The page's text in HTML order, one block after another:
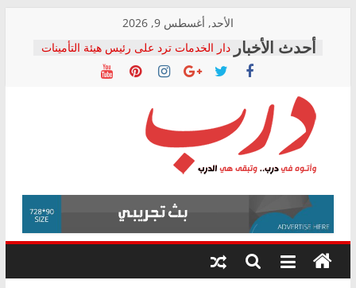
content
الأحد, أغسطس 9, 2026
دار الخدمات ترد على رئيس هيئة التأمينات
بعد مؤتمره الصحفي: إنكار الأزمة لا ينهي
معاناة أصحاب المعاشات.. ونطالب بكشف
فرحات سليمان يكتب: القطاع الصحي إلى
أين؟
حزب التحالف الشعبي يطلق لجنة “الحق
في الصحة” بالإسكندرية لرصد الانتهاكات
ودعم المرضى
الوزاري لمدينة الصحفيين.. وانتهاء أعمال
إنشاء المبنى الإداري
المجلس القومي لحقوق الإنسان يعلن
متابعة قضية الدكتور محمد زهران.. ويؤكد:
قرينة البراءة وضمانات المحاكمة العادلة
درب
وأتوه
درب..
وتبقى
هي